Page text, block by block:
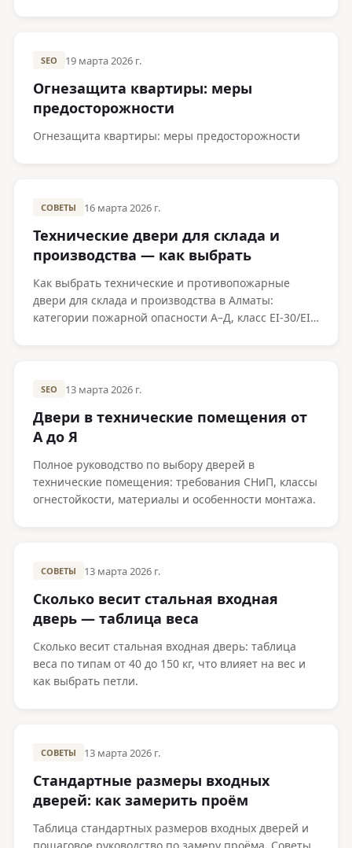
SEO 19 марта 2026 г.
Огнезащита квартиры: меры
предосторожности
Огнезащита квартиры: меры предосторожности
СОВЕТЫ 16 марта 2026 г.
Технические двери для склада и
производства — как выбрать
Как выбрать технические и противопожарные
двери для склада и производства в Алматы:
категории пожарной опасности А–Д, класс EI-30/EI-
SEO 13 марта 2026 г.
Двери в технические помещения от
А до Я
Полное руководство по выбору дверей в
технические помещения: требования СНиП, классы
огнестойкости, материалы и особенности монтажа.
СОВЕТЫ 13 марта 2026 г.
Сколько весит стальная входная
дверь — таблица веса
Сколько весит стальная входная дверь: таблица
веса по типам от 40 до 150 кг, что влияет на вес и
как выбрать петли.
СОВЕТЫ 13 марта 2026 г.
Стандартные размеры входных
дверей: как замерить проём
Таблица стандартных размеров входных дверей и